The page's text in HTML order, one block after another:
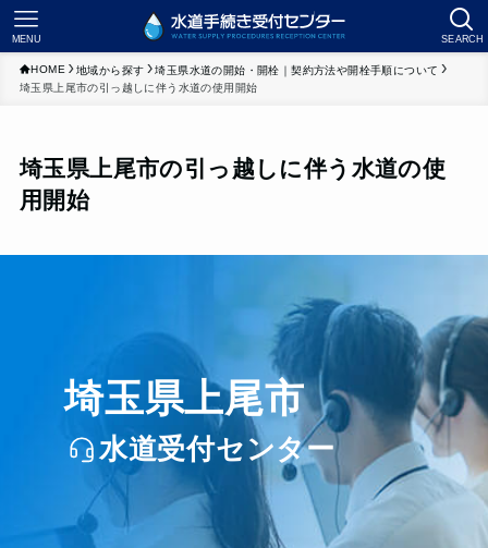
SEARCH
MENU
HOME 地域から探す
埼玉県水道の開始・開栓｜契約方法や開栓手順について
埼玉県上尾市の引っ越しに伴う水道の使用開始
埼玉県上尾市の引っ越しに伴う水道の使
用開始
埼玉県上尾市
水道受付センター